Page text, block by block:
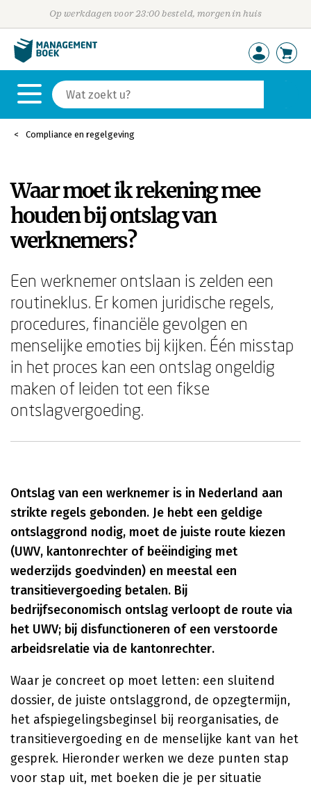
Op werkdagen voor 23:00 besteld, morgen in huis
Compliance en regelgeving
Waar moet ik rekening mee
houden bij ontslag van
werknemers?
Een werknemer ontslaan is zelden een
routineklus. Er komen juridische regels,
procedures, financiële gevolgen en
menselijke emoties bij kijken. Één misstap
in het proces kan een ontslag ongeldig
maken of leiden tot een fikse
ontslagvergoeding.
Ontslag van een werknemer is in Nederland aan
strikte regels gebonden. Je hebt een geldige
ontslaggrond nodig, moet de juiste route kiezen
(UWV, kantonrechter of beëindiging met
wederzijds goedvinden) en meestal een
transitievergoeding betalen. Bij
bedrijfseconomisch ontslag verloopt de route via
het UWV; bij disfunctioneren of een verstoorde
arbeidsrelatie via de kantonrechter.
Waar je concreet op moet letten: een sluitend
dossier, de juiste ontslaggrond, de opzegtermijn,
het afspiegelingsbeginsel bij reorganisaties, de
transitievergoeding en de menselijke kant van het
gesprek. Hieronder werken we deze punten stap
voor stap uit, met boeken die je per situatie